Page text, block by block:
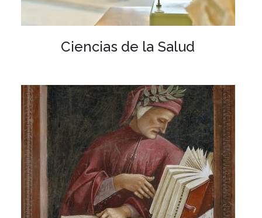
Ciencias de la Salud